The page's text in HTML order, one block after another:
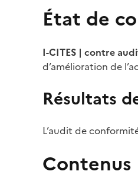
État de
I-CITES | contre
d’amélioration de
Résultats
L’audit de
Contenus